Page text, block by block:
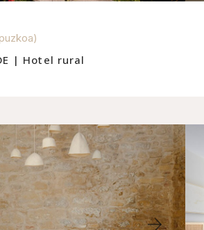
| Hotel rural